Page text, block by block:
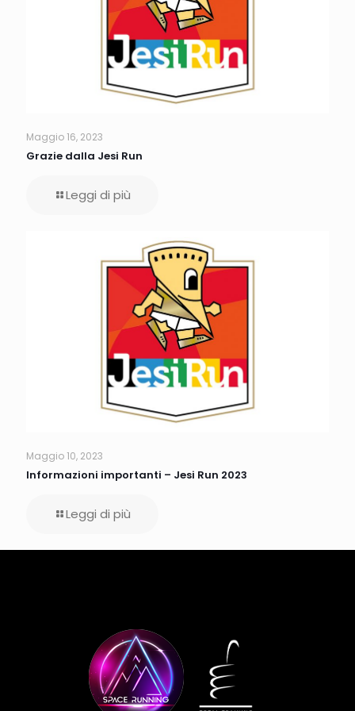
Maggio 16, 2023
Grazie dalla Jesi Run
Leggi di più
Maggio 10, 2023
Informazioni importanti – Jesi Run 2023
Leggi di più